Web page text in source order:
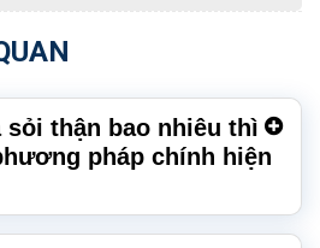
thận bao nhiêu thì
pháp chính hiện